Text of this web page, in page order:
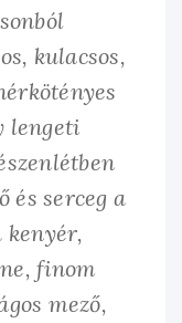
kulacsos,
lengeti
és serceg a
kenyér,
finom
mező,